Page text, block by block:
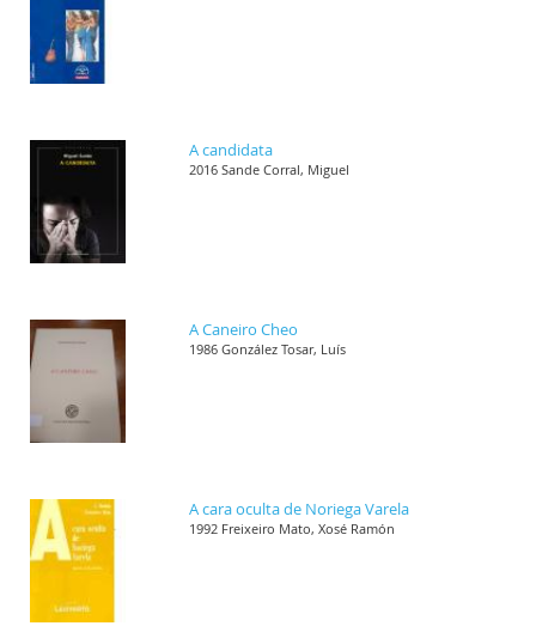
A candidata
2016 Sande Corral, Miguel
A Caneiro Cheo
1986 González Tosar, Luís
A cara oculta de Noriega Varela
1992 Freixeiro Mato, Xosé Ramón